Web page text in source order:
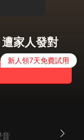
家人發對
新人領7天免費試用
音